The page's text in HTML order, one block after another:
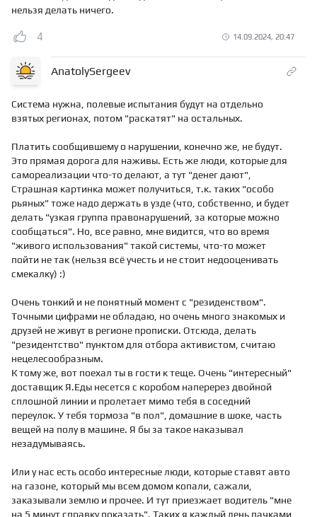
нельзя делать ничего.
4 14.09.2024, 20:47
AnatolySergeev
Система нужна, полевые испытания будут на отдельно
взятых регионах, потом "раскатят" на остальных.
Платить сообщившему о нарушении, конечно же, не будут.
Это прямая дорога для наживы. Есть же люди, которые для
самореализации что-то делают, а тут "денег дают",
Страшная картинка может получиться, т.к. таких "особо
рьяных" тоже надо держать в узде (что, собственно, и будет
делать "узкая группа правонарушений, за которые можно
сообщаться". Но, все равно, мне видится, что во время
"живого использования" такой системы, что-то может
пойти не так (нельзя всё учесть и не стоит недооценивать
смекалку) :)
Очень тонкий и не понятный момент с "резиденством".
Точными цифрами не обладаю, но очень много знакомых и
друзей не живут в регионе прописки. Отсюда, делать
"резидентство" пунктом для отбора активистом, считаю
нецелесообразным.
К тому же, вот поехал ты в гости к теще. Очень "интересный"
доставщик Я.Еды несется с коробом наперерез двойной
сплошной линии и пролетает мимо тебя в соседний
переулок. У тебя тормоза "в пол", домашние в шоке, часть
вещей на полу в машине. Я бы за такое наказывал
незадумываясь.
Или у нас есть особо интересные люди, которые ставят авто
на газоне, который мы всем домом копали, сажали,
заказывали землю и прочее. И тут приезжает водитель "мне
на 5 минут справку показать". Таких я каждый день пачками